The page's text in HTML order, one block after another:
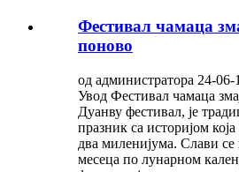
Фестивал чамаца
поново
од администратора 24-06-
Увод Фестивал чамаца
Дуанву фестивал, је
празник са историјом
два миленијума. Слави се
месеца по лунарном